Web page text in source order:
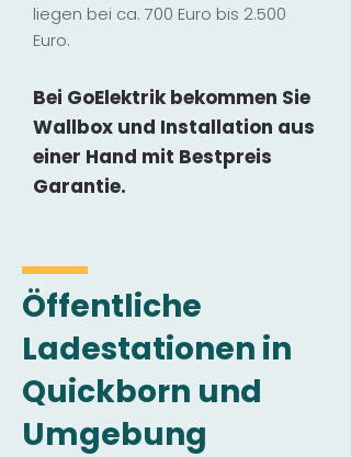
liegen bei ca. 700 Euro bis 2.500
Euro.
Bei GoElektrik bekommen Sie
Wallbox und Installation aus
einer Hand mit Bestpreis
Garantie.
Öffentliche
Ladestationen in
Quickborn und
Umgebung